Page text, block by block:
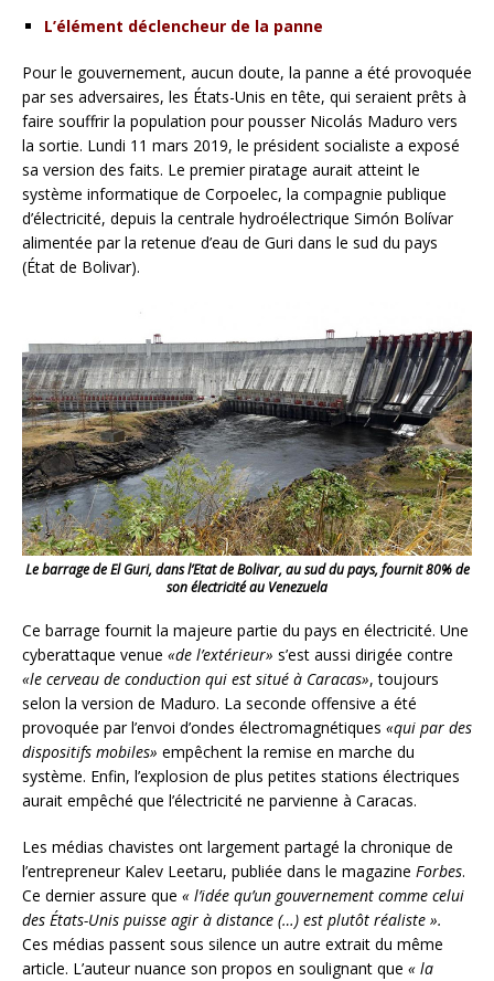
L’élément déclencheur de la panne
Pour le gouvernement, aucun doute, la panne a été provoquée
par ses adversaires, les États-Unis en tête, qui seraient prêts à
faire souffrir la population pour pousser Nicolás Maduro vers
la sortie. Lundi 11 mars 2019, le président socialiste a exposé
sa version des faits. Le premier piratage aurait atteint le
système informatique de Corpoelec, la compagnie publique
d’électricité, depuis la centrale hydroélectrique Simón Bolívar
alimentée par la retenue d’eau de Guri dans le sud du pays
(État de Bolivar).
Le barrage de El Guri, dans l’Etat de Bolivar, au sud du pays, fournit 80% de
son électricité au Venezuela
Ce barrage fournit la majeure partie du pays en électricité. Une
cyberattaque venue «de l’extérieur» s’est aussi dirigée contre
«le cerveau de conduction qui est situé à Caracas», toujours
selon la version de Maduro. La seconde offensive a été
provoquée par l’envoi d’ondes électromagnétiques «qui par des
dispositifs mobiles» empêchent la remise en marche du
système. Enfin, l’explosion de plus petites stations électriques
aurait empêché que l’électricité ne parvienne à Caracas.
Les médias chavistes ont largement partagé la chronique de
l’entrepreneur Kalev Leetaru, publiée dans le magazine Forbes.
Ce dernier assure que « l’idée qu’un gouvernement comme celui
des États-Unis puisse agir à distance (…) est plutôt réaliste ».
Ces médias passent sous silence un autre extrait du même
article. L’auteur nuance son propos en soulignant que « la